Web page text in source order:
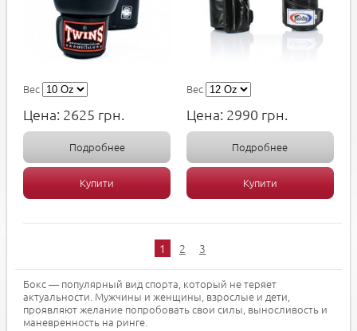
Вес
Цена: 2625 грн.
Подробнее
Купити
Вес
Цена: 2990 грн.
Подробнее
Купити
1 2 3
Бокс — популярный вид спорта, который не теряет
актуальности. Мужчины и женщины, взрослые и дети,
проявляют желание попробовать свои силы, выносливость и
маневренность на ринге.